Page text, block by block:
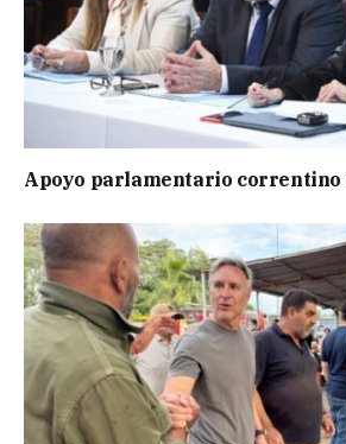
Apoyo parlamentario correntino